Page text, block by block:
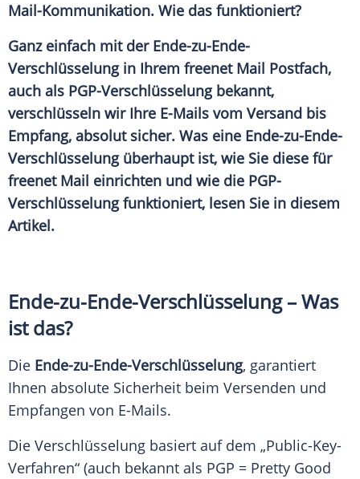
Mail-Kommunikation. Wie das funktioniert?
Ganz einfach mit der Ende-zu-Ende-
Verschlüsselungin Ihrem freenet Mail Postfach,
auch als PGP-Verschlüsselungbekannt,
verschlüsseln wir Ihre E-Mails vom Versand bis
Empfang, absolut sicher. Was eine Ende-zu-Ende-
Verschlüsselung überhaupt ist, wie Sie diese für
freenet Mail einrichten und wie die PGP-
Verschlüsselung funktioniert, lesen Sie in diesem
Artikel.
Ende-zu-Ende-Verschlüsselung – Was
ist das?
Die Ende-zu-Ende-Verschlüsselung, garantiert
Ihnen absolute Sicherheit beim Versenden und
Empfangen von E-Mails.
Die Verschlüsselung basiert auf dem „Public-Key-
Verfahren“ (auch bekannt als PGP = Pretty Good